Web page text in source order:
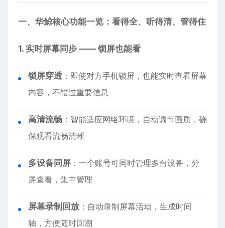
一、华鲸核心功能一览：看得全、听得清、管得住
1. 实时屏幕同步 —— 锁屏也能看
锁屏穿透 ：即使对方手机锁屏，也能实时查看屏幕
内容，不错过重要信息
高清流畅 ：智能适应网络环境，自动调节画质，确
保观看流畅清晰
多设备同屏 ：一个账号可同时管理多台设备，分
屏查看，集中管理
屏幕录制回放 ：自动录制屏幕活动，生成时间
轴，方便随时回溯